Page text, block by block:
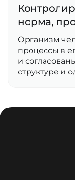
норма,
Организм
процессы в
и
структуре и